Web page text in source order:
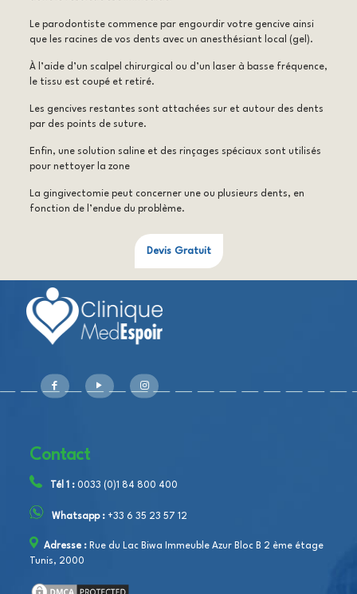
Le parodontiste commence par engourdir votre gencive ainsi
que les racines de vos dents avec un anesthésiant local (gel).
À l’aide d’un scalpel chirurgical ou d’un laser à basse fréquence,
le tissu est coupé et retiré.
Les gencives restantes sont attachées sur et autour des dents
par des points de suture.
Enfin, une solution saline et des rinçages spéciaux sont utilisés
pour nettoyer la zone
La gingivectomie peut concerner une ou plusieurs dents, en
fonction de l’endue du problème.
Devis Gratuit
Contact
Tél 1 : 0033 (0)1 84 800 400
Whatsapp : +33 6 35 23 57 12
Adresse : Rue du Lac Biwa Immeuble Azur Bloc B 2 ème étage
Tunis, 2000